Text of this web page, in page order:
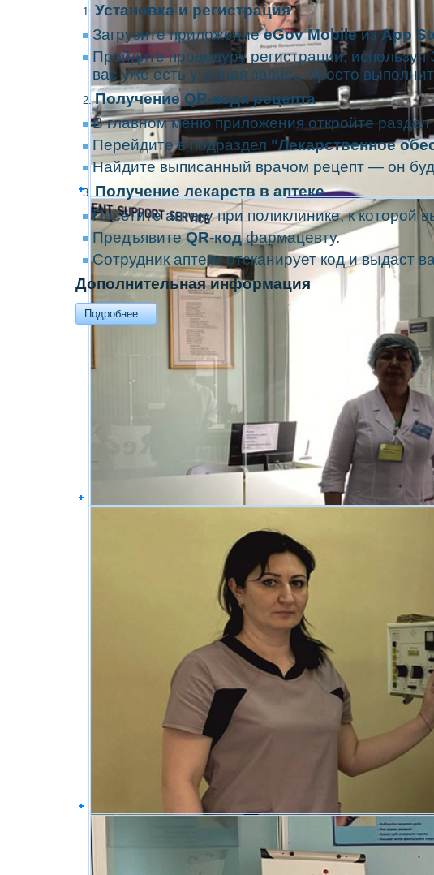
Установка и регистрация
Загрузите приложениеeGov MobileизApp
Пройдите процедуру регистрации,
вас уже есть учетная запись, просто
Получение QR-кода рецепта
В главном меню приложения откройте раздел
Перейдите в подраздел "Лекарственное
Найдите выписанный врачом рецепт — он
Получение лекарств в аптеке
Посетите аптеку при поликлинике, к которой
ПредъявитеQR-кодфармацевту.
Сотрудник аптеки отсканирует код и выдаст
Дополнительная информация
Подробнее...